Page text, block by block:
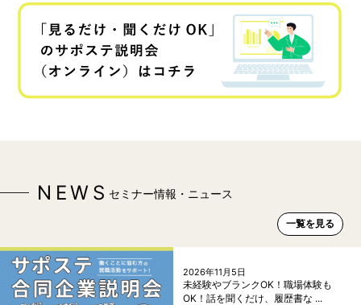
NEWS セミナー情報・ニュース
一覧を見る
2026年11月5日
未経験やブランクOK！職場体験も
OK！話を聞くだけ、履歴書な ...